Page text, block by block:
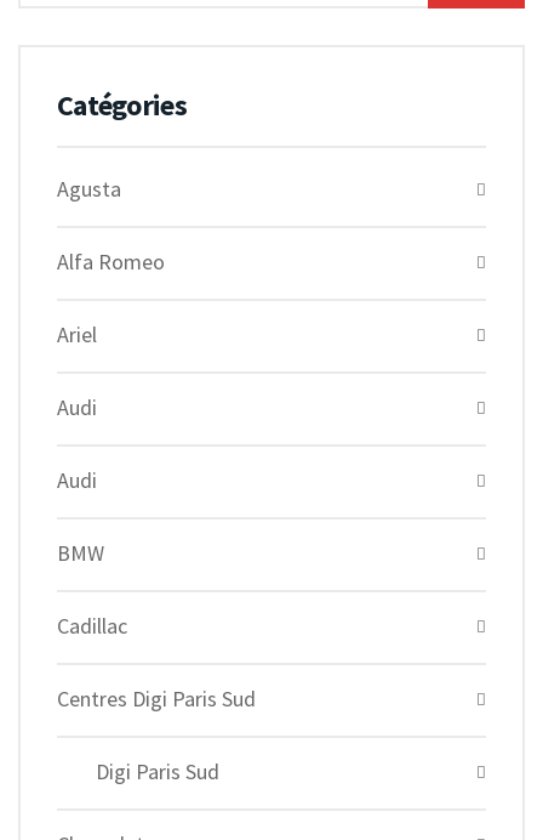
Catégories
Agusta
Alfa Romeo
Ariel
Audi
Audi
BMW
Cadillac
Centres Digi Paris Sud
Digi Paris Sud